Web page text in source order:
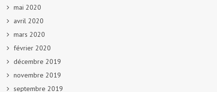
mai 2020
avril 2020
mars 2020
février 2020
décembre 2019
novembre 2019
septembre 2019